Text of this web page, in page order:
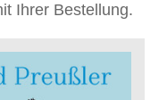
Ihrer Bestellung.